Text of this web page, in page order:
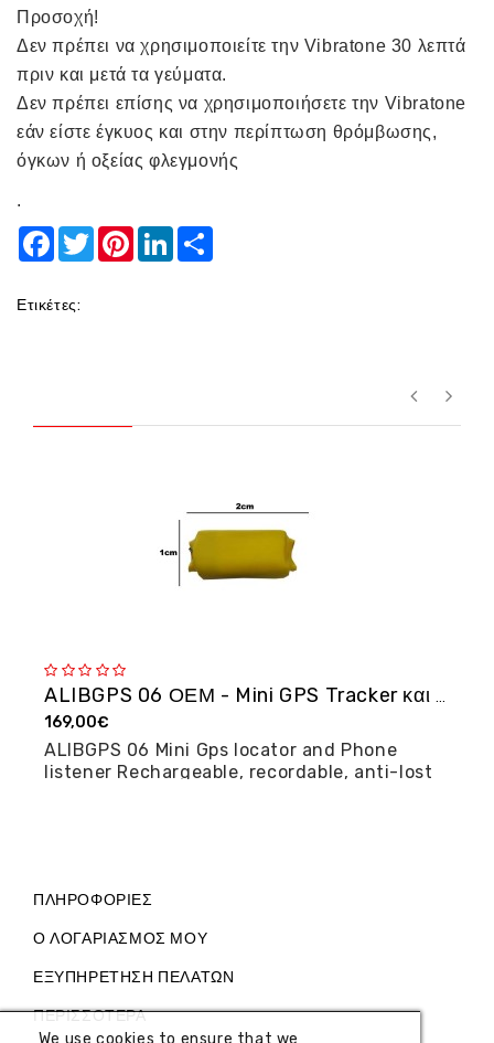
Προσοχή!
Δεν πρέπει να χρησιμοποιείτε την Vibratone 30 λεπτά
πριν και μετά τα γεύματα.
Δεν πρέπει επίσης να χρησιμοποιήσετε την Vibratone
εάν είστε έγκυος και στην περίπτωση θρόμβωσης,
όγκων ή οξείας φλεγμονής
.
Facebook
TwitterPinterestLinkedIn
Ετικέτες:
ALIBGPS 06 ΟΕΜ - Mini GPS Tracker και φω�...
169,00€
ALIBGPS 06 Mini Gps locator and Phone
listener Rechargeable, recordable, anti-lost
ΠΛΗΡΟΦΟΡΊΕΣ
Ο ΛΟΓΑΡΙΑΣΜΌΣ ΜΟΥ
ΕΞΥΠΗΡΈΤΗΣΗ ΠΕΛΑΤΏΝ
ΠΕΡΙΣΣΌΤΕΡΑ
We use cookies to ensure that we